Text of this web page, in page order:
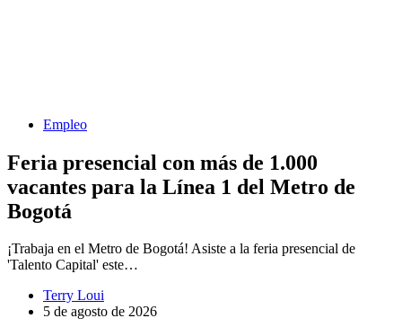
Empleo
Feria presencial con más de 1.000
vacantes para la Línea 1 del Metro de
Bogotá
¡Trabaja en el Metro de Bogotá! Asiste a la feria presencial de
'Talento Capital' este…
Terry Loui
5 de agosto de 2026